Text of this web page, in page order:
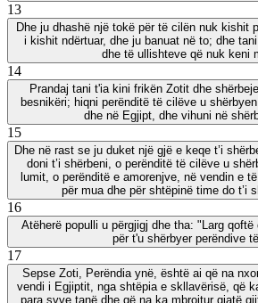
13
Dhe ju dhashë një tokë për të cilën nuk kishit
i kishit ndërtuar, dhe ju banuat në to; dhe
dhe të ullishteve që nuk keni
14
Prandaj tani t'ia kini frikën Zotit dhe
besnikëri; hiqni perënditë të cilëve u
dhe në Egjipt, dhe vihuni në
15
Dhe në rast se ju duket një gjë e keqe t’i
doni t’i shërbeni, o perënditë të cilëve u
lumit, o perënditë e amorenjve, në vendin e
për mua dhe për shtëpinë time do t’i
16
Atëherë populli u përgjigj dhe tha: "Larg
për t'u shërbyer perëndive
17
Sepse Zoti, Perëndia ynë, është ai që na
vendi i Egjiptit, nga shtëpia e skllavërisë, që
para syve tanë dhe që na ka mbrojtur gjatë